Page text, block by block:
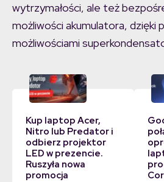
wytrzymałości, ale też
możliwości akumulatora, dzięki
możliwościami
Kup laptop Acer,
Nitro lub Predator i
odbierz projektor
LED w prezencie.
Ruszyła nowa
promocja